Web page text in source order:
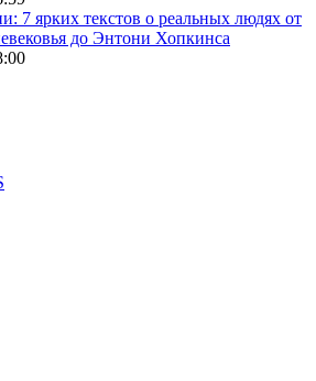
7 ярких текстов о реальных людях от
до Энтони Хопкинса